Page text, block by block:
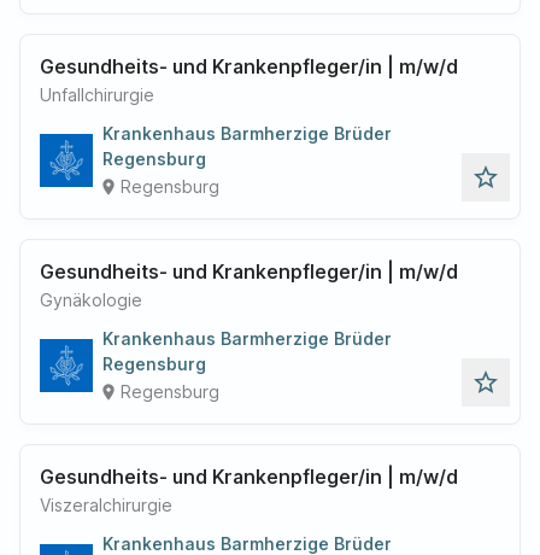
Gesundheits- und Krankenpfleger/in | m/w/d
Unfallchirurgie
Krankenhaus Barmherzige Brüder
Regensburg
place Regensburg star_outline
Gesundheits- und Krankenpfleger/in | m/w/d
Gynäkologie
Krankenhaus Barmherzige Brüder
Regensburg
place Regensburg star_outline
Gesundheits- und Krankenpfleger/in | m/w/d
Viszeralchirurgie
Krankenhaus Barmherzige Brüder